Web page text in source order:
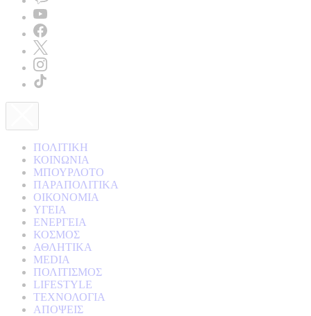
ΠΟΛΙΤΙΚΗ
ΚΟΙΝΩΝΙΑ
ΜΠΟΥΡΛΟΤΟ
ΠΑΡΑΠΟΛΙΤΙΚΑ
ΟΙΚΟΝΟΜΙΑ
ΥΓΕΙΑ
ΕΝΕΡΓΕΙΑ
ΚΟΣΜΟΣ
ΑΘΛΗΤΙΚΑ
MEDIA
ΠΟΛΙΤΙΣΜΟΣ
LIFESTYLE
ΤΕΧΝΟΛΟΓΙΑ
ΑΠΟΨΕΙΣ